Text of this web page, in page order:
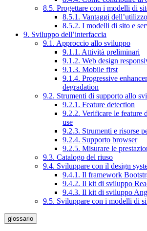
8.5. Progettare con i modelli di
8.5.1. Vantaggi
8.5.2. I modelli di sito e
9. Sviluppo dell’interfaccia
9.1. Approccio allo sviluppo
9.1.1. Attività preliminari
9.1.2. Web design
9.1.3. Mobile first
9.1.4. Progressive
degradation
9.2. Strumenti di supporto allo
9.2.1. Feature detection
9.2.2. Verificare le feature
use
9.2.3. Strumenti e risorse
9.2.4. Supporto browser
9.2.5. Misurare le
9.3. Catalogo del riuso
9.4. Sviluppare con il design
9.4.1. Il framework
9.4.2. Il kit di sviluppo
9.4.3. Il kit di sviluppo
9.5. Sviluppare con i modelli di
glossario